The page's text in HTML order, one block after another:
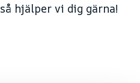
så hjälper vi dig gärna!